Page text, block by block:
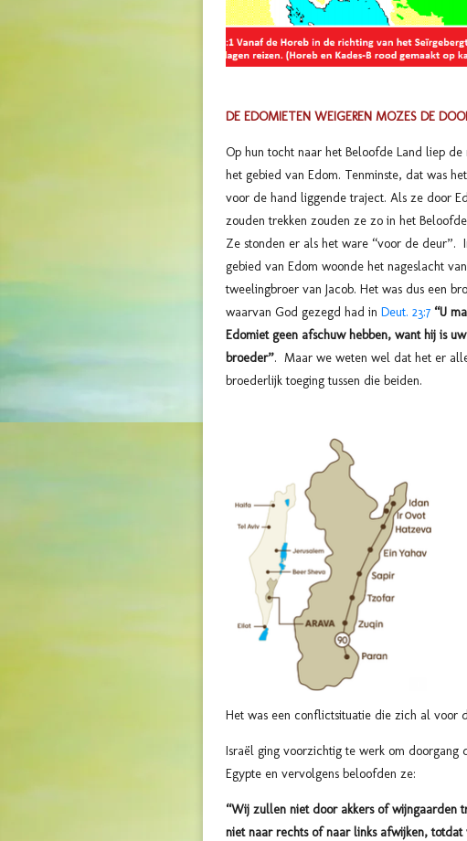
DE EDOMIETEN WEIGEREN MOZES DE
Op hun tocht naar het Beloofde Land liep de
het gebied van Edom. Tenminste, dat was
voor de hand liggende traject. Als ze door
zouden trekken zouden ze zo in het
Ze stonden er als het ware “voor de deur”.
gebied van Edom woonde het nageslacht
tweelingbroer van Jacob. Het was dus een
waarvan God gezegd had in Deut. 23:7 “U
Edomiet geen afschuw hebben, want hij is uw
broeder”. Maar we weten wel dat het er
broederlijk toeging tussen die beiden.
Het was een conflictsituatie die zich al voor
Israël ging voorzichtig te werk om doorgang
Egypte en vervolgens beloofden ze:
“Wij zullen niet door akkers of wijngaarden
niet naar rechts of naar links afwijken,